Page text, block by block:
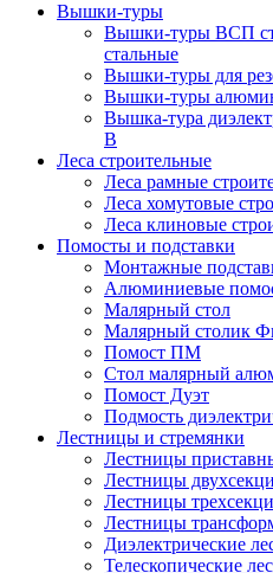
Вышки-туры
Вышки-туры ВСП
стальные
Вышки-туры для
Вышки-туры
Вышка-тура
В
Леса строительные
Леса рамные
Леса хомутовые
Леса клиновые
Помосты и подставки
Монтажные
Алюминиевые
Малярный стол
Малярный столик
Помост ПМ
Стол малярный
Помост Дуэт
Подмость
Лестницы и стремянки
Лестницы
Лестницы
Лестницы
Лестницы
Диэлектрические
Телескопические